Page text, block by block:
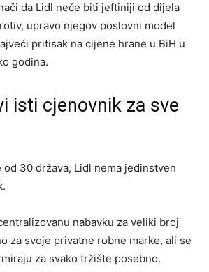
da Lidl neće biti jeftiniji od dijela
upravo njegov poslovni model
pritisak na cijene hrane u BiH u
godina.
isti cjenovnik za sve
od 30 država, Lidl nema jedinstven
nabavku za veliki broj
za svoje privatne robne marke, ali se
za svako tržište posebno.